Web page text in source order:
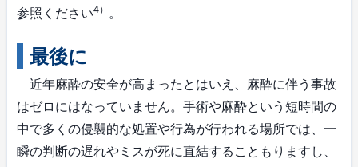
参照ください4） 。
最後に
近年麻酔の安全が高まったとはいえ、麻酔に伴う事故
はゼロにはなっていません。手術や麻酔という短時間の
中で多くの侵襲的な処置や行為が行われる場所では、一
瞬の判断の遅れやミスが死に直結することもりますし、